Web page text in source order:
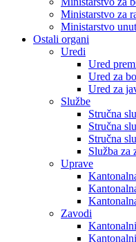
Ministarstvo za
Ministarstvo
Ostali organi
Uredi
Ured
Ured za
Ured za
Službe
Stručna
Stručna
Stručna
Služba za
Uprave
Zavodi